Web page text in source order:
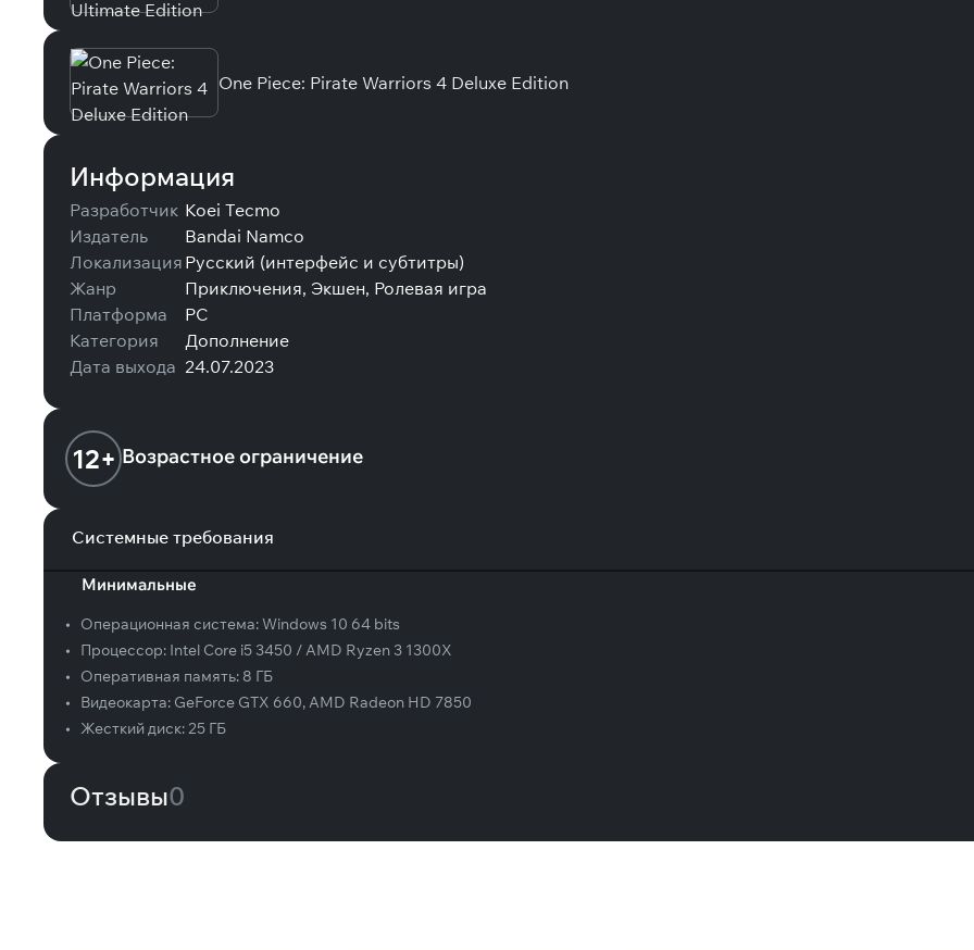
One Piece: Pirate Warriors 4 Deluxe Edition
Информация
Разработчик Koei Tecmo
Издатель
Bandai Namco
Локализация Русский (интерфейс и субтитры)
Жанр
Приключения, Экшен, Ролевая игра
Платформа
PC
Категория
Дополнение
Дата выхода 24.07.2023
12+ Возрастное ограничение
Системные требования
Минимальные
• Операционная система:Windows 10 64 bits
•
Процессор: Intel Core i5 3450 / AMD Ryzen 3 1300X
•
Оперативная память: 8 ГБ
•
Видеокарта: GeForce GTX 660, AMD Radeon HD 7850
•
Жесткий диск:25 ГБ
Отзывы0